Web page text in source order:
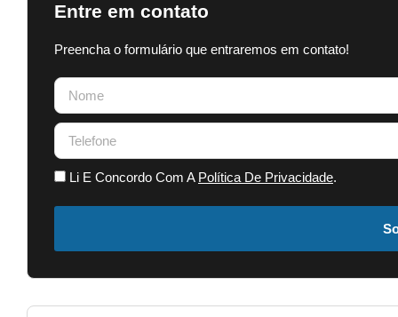
Entre em contato
Preencha o formulário que entraremos em contato!
Li E Concordo Com A Política De Privacidade.